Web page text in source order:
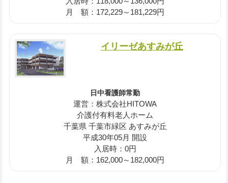
月 額：172,229～181,229円
イリーゼあすみが丘
日中看護師常勤
運営：株式会社HITOWA
介護付有料老人ホーム
千葉県 千葉市緑区 あすみが丘
平成30年05月 開設
入居時：0円
月 額：162,000～182,000円